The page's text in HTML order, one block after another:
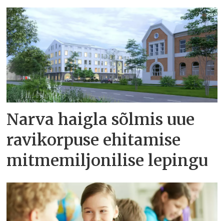
Narva haigla sõlmis uue
ravikorpuse ehitamise
mitmemiljonilise lepingu